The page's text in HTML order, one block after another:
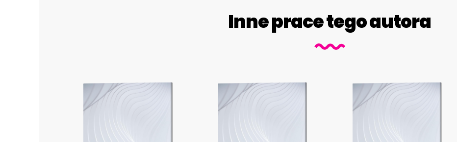
Inne prace tego autora